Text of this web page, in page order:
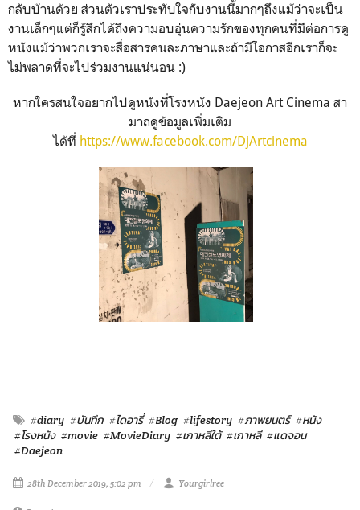
กลับบ้านด้วย ส่วนตัวเราประทับใจกับงานนี้มากๆถึงแม้ว่าจะเป็น
งานเล็กๆแต่ก็รู้สึกได้ถึงความอบอุ่นความรักของทุกคนที่มีต่อการดู
หนังแม้ว่าพวกเราจะสื่อสารคนละภาษาและถ้ามีโอกาสอีกเราก็จะ
ไม่พลาดที่จะไปร่วมงานแน่นอน :)
หากใครสนใจอยากไปดูหนังที่โรงหนัง Daejeon Art Cinema สา
มาถดูข้อมูลเพิ่มเติม
ได้ที่ https://www.facebook.com/DjArtcinema
#diary #บันทึก #ไดอารี่ #Blog #lifestory #ภาพยนตร์ #หนัง
#โรงหนัง #movie #MovieDiary #เกาหลีใต้ #เกาหลี #แดจอน
#Daejeon
28th December 2019, 5:02 pm Yourgirlree